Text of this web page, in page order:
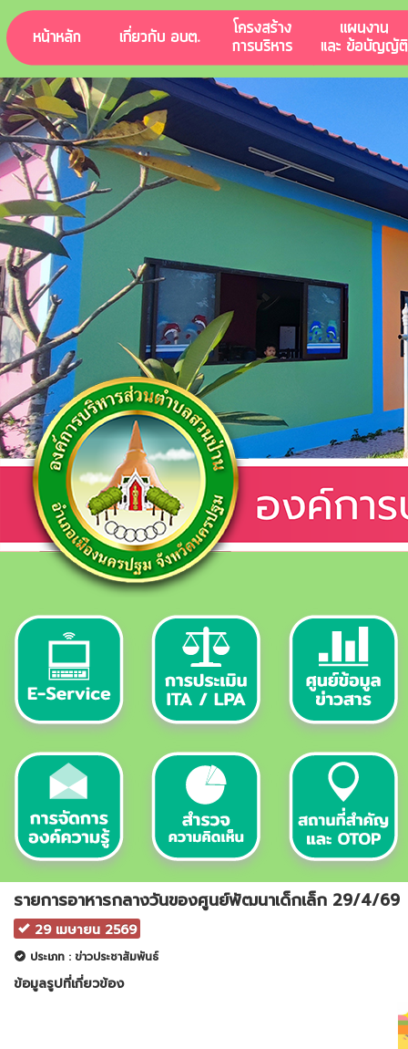
รายการอาหารกลางวันของศูนย์พัฒนาเด็กเล็ก 29/4/69
29 เมษายน 2569
ประเภท : ข่าวประชาสัมพันธ์
ข้อมูลรูปที่เกี่ยวข้อง